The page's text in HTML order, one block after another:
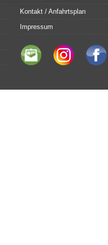
Kontakt / Anfahrtsplan
Impressum